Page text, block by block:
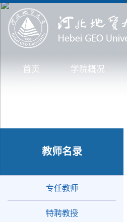
首页 学院概况
教师名录
专任教师
特聘教授